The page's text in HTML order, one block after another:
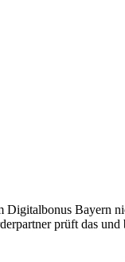
Bayern
prüft das